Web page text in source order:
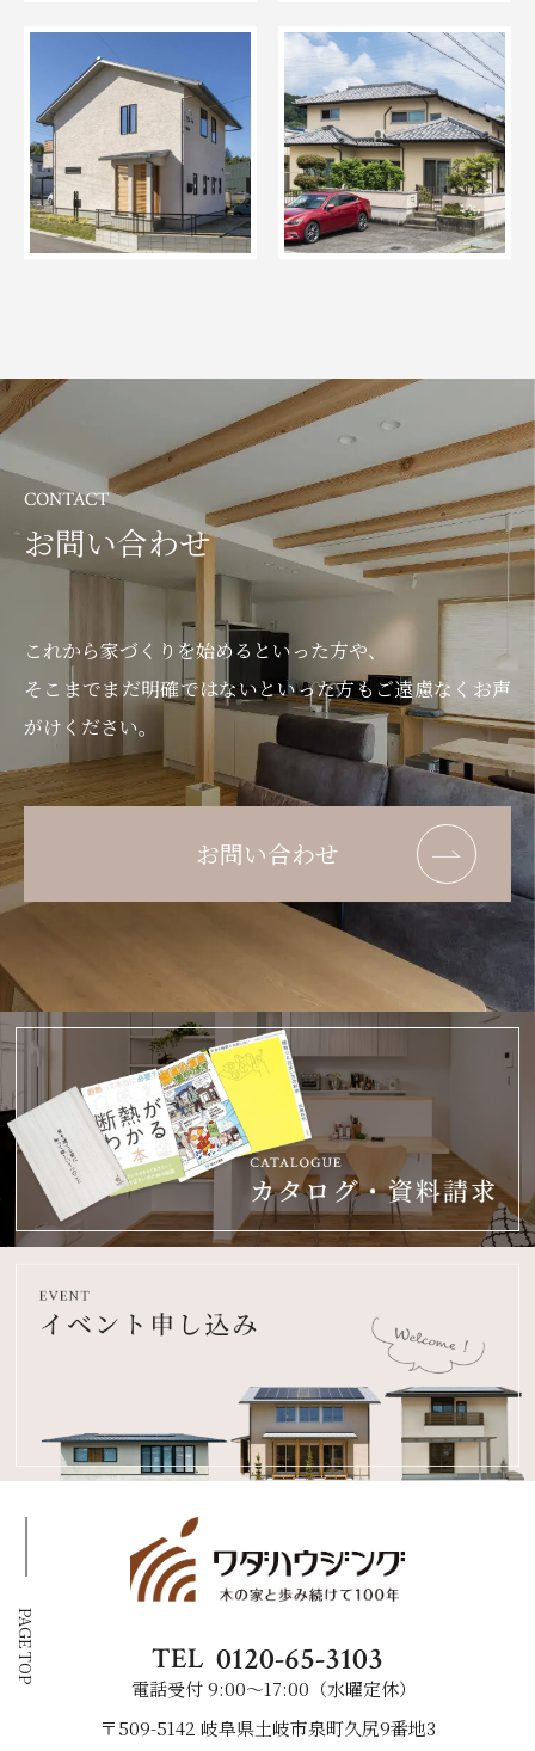
CONTACT
お問い合わせ
これから家づくりを始めるといった方や、
そこまでまだ明確ではないといった方もご遠慮なくお声
がけください。
お問い合わせ
TEL 0120-65-3103
電話受付 9:00〜17:00（水曜定休）
〒509-5142 岐阜県土岐市泉町久尻9番地3
PAGE TOP